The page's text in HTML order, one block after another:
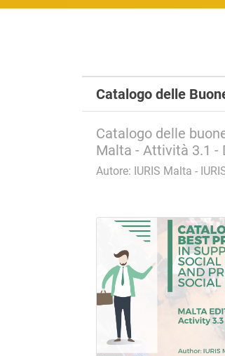
Catalogo delle
Catalogo delle
Malta - Attività 3.1 -
Autore: IURIS Malta -